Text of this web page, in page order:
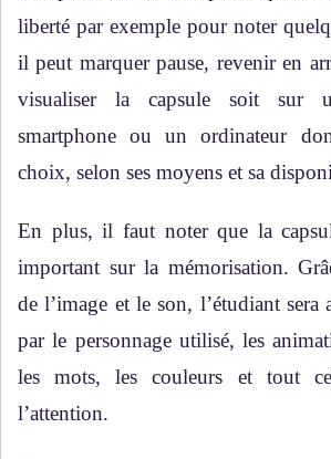
liberté par exemple pour noter
il peut marquer pause, revenir en
visualiser la capsule soit sur
smartphone ou un ordinateur
choix, selon ses moyens et sa
En plus, il faut noter que la
important sur la mémorisation.
de l’image et le son, l’étudiant sera
par le personnage utilisé, les
les mots, les couleurs et tout
l’attention.